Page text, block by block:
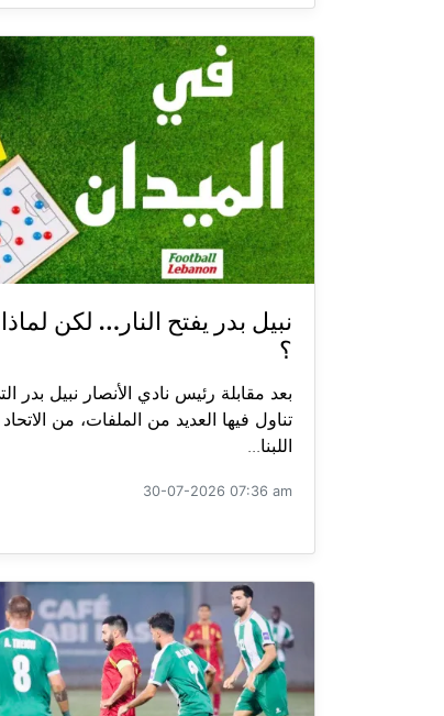
نبيل بدر يفتح النار… لكن
؟
بعد مقابلة رئيس نادي الأنصار نبيل بدر
تناول فيها العديد من الملفات، من الاتحاد
اللبنا...
30-07-2026 07:36 am